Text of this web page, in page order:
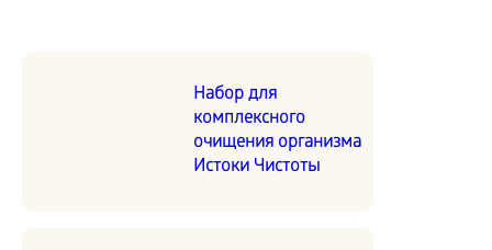
Набор для
комплексного
очищения организма
Истоки Чистоты